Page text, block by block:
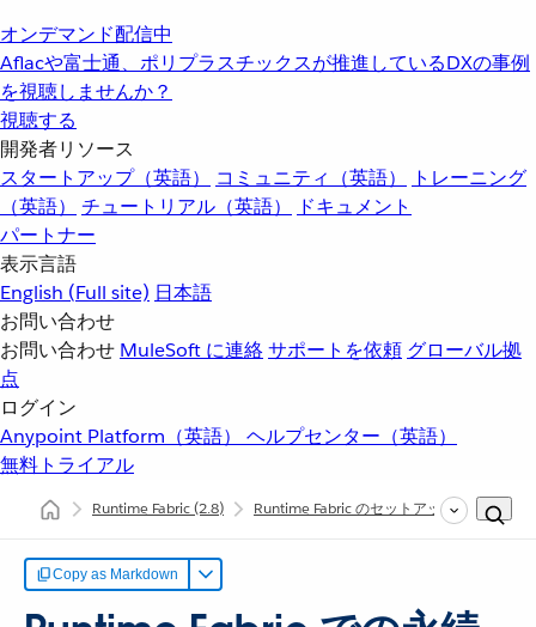
オンデマンド配信中
Aflacや富士通、ポリプラスチックスが推進しているDXの事例
を視聴しませんか？
視聴する
開発者リソース
スタートアップ（英語）
コミュニティ（英語）
トレーニング
（英語）
チュートリアル（英語）
ドキュメント
パートナー
表示言語
English (Full site) 日本語
お問い合わせ
お問い合わせ MuleSoft に連絡サポートを依頼 グローバル拠
点
ログイン
Anypoint Platform（英語） ヘルプセンター（英語）
無料トライアル
Runtime Fabric(2.8) Runtime Fabric のセットアップ
Copy as Markdown